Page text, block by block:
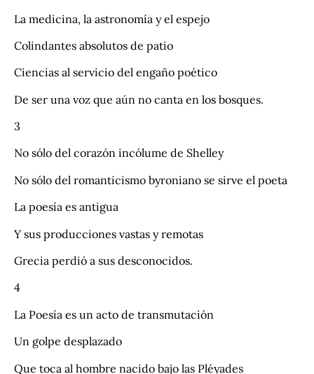
La medicina, la astronomía y el espejo
Colindantes absolutos de patio
Ciencias al servicio del engaño poético
De ser una voz que aún no canta en los bosques.
3
No sólo del corazón incólume de Shelley
No sólo del romanticismo byroniano se sirve el poeta
La poesía es antigua
Y sus producciones vastas y remotas
Grecia perdió a sus desconocidos.
4
La Poesía es un acto de transmutación
Un golpe desplazado
Que toca al hombre nacido bajo las Pléyades